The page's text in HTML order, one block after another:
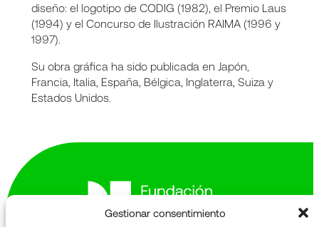
Gestionar consentimiento
diseño: el logotipo de CODIG (1982), el Premio Laus
(1994) y el Concurso de Ilustración RAIMA (1996 y
1997).
Su obra gráfica ha sido publicada en Japón,
Francia, Italia, España, Bélgica, Inglaterra, Suiza y
Estados Unidos.